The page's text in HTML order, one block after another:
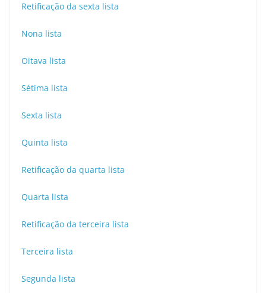
Retificação da sexta lista
Nona lista
Oitava lista
Sétima lista
Sexta lista
Quinta lista
Retificação da quarta lista
Quarta lista
Retificação da terceira lista
Terceira lista
Segunda lista